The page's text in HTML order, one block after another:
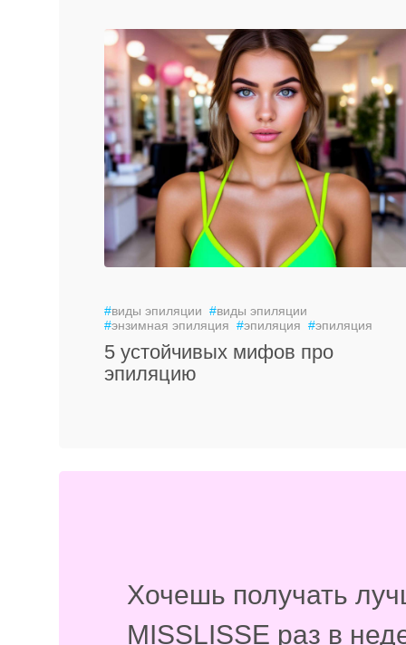
#виды эпиляции #виды эпиляции
#энзимная эпиляция #эпиляция #эпиляция
5 устойчивых мифов про
эпиляцию
Хочешь получать
MISSLISSE раз в